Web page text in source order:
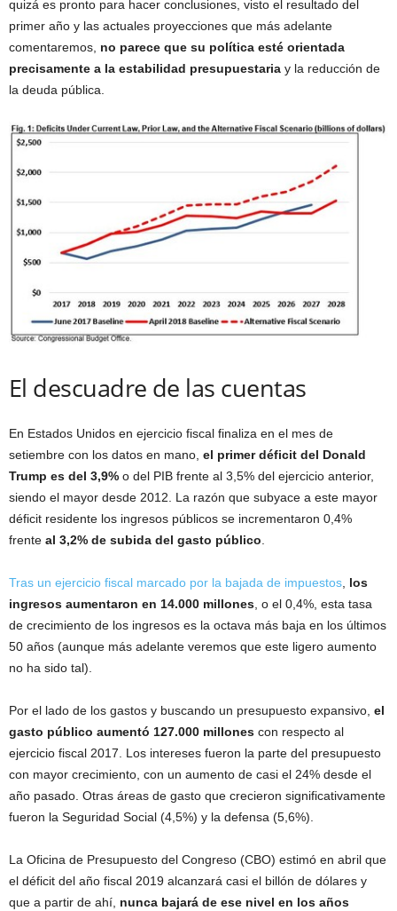
quizá es pronto para hacer conclusiones, visto el resultado del
primer año y las actuales proyecciones que más adelante
comentaremos, no parece que su política esté orientada
precisamente a la estabilidad presupuestaria y la reducción de
la deuda pública.
El descuadre de las cuentas
En Estados Unidos en ejercicio fiscal finaliza en el mes de
setiembre con los datos en mano, el primer déficit del Donald
Trump es del 3,9% o del PIB frente al 3,5% del ejercicio anterior,
siendo el mayor desde 2012. La razón que subyace a este mayor
déficit residente los ingresos públicos se incrementaron 0,4%
frente al 3,2% de subida del gasto público
Tras un ejercicio fiscal marcado por la bajada de impuestos los
ingresos aumentaron en 14.000 millones , o el 0,4%, esta tasa
de crecimiento de los ingresos es la octava más baja en los últimos
50 años (aunque más adelante veremos que este ligero aumento
no ha sido tal).
Por el lado de los gastos y buscando un presupuesto expansivo, el
gasto público aumentó 127.000 millones con respecto al
ejercicio fiscal 2017. Los intereses fueron la parte del presupuesto
con mayor crecimiento, con un aumento de casi el 24% desde el
año pasado. Otras áreas de gasto que crecieron significativamente
fueron la Seguridad Social (4,5%) y la defensa (5,6%).
La Oficina de Presupuesto del Congreso (CBO) estimó en abril que
el déficit del año fiscal 2019 alcanzará casi el billón de dólares y
que a partir de ahí, nunca bajará de ese nivel en los años